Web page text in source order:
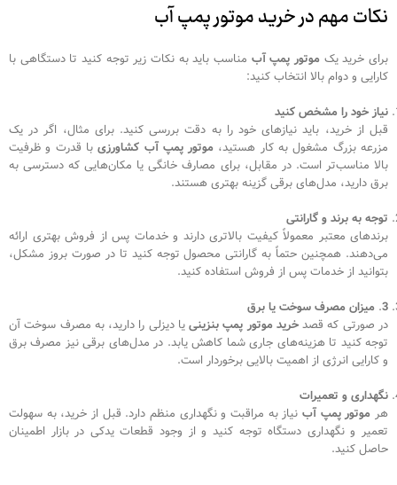
نکات مهم در خرید موتور پمپ آب
برای خرید یک موتور پمپ آب مناسب باید به نکات زیر توجه کنید تا دستگاهی با
کارایی و دوام بالا انتخاب کنید:
نیاز خود را مشخص کنید
قبل از خرید، باید نیازهای خود را به دقت بررسی کنید. برای مثال، اگر در یک
مزرعه بزرگ مشغول به کار هستید، موتور پمپ آب کشاورزیبا قدرت و ظرفیت
بالا مناسب‌تر است. در مقابل، برای مصارف خانگی یا مکان‌هایی که دسترسی به
برق دارید، مدل‌های برقی گزینه بهتری هستند.
توجه به برند و گارانتی
برندهای معتبر معمولاً کیفیت بالاتری دارند و خدمات پس از فروش بهتری ارائه
می‌دهند. همچنین حتماً به گارانتی محصول توجه کنید تا در صورت بروز مشکل،
بتوانید از خدمات پس از فروش استفاده کنید.
3
. میزان مصرف سوخت یا برق
در صورتی که قصدخرید موتور پمپ بنزینییا دیزلی را دارید، به مصرف سوخت آن
توجه کنید تا هزینه‌های جاری شما کاهش یابد. در مدل‌های برقی نیز مصرف برق
و کارایی انرژی از اهمیت بالایی برخوردار است.
نگهداری و تعمیرات
هر موتور پمپ آب نیاز به مراقبت و نگهداری منظم دارد. قبل از خرید، به سهولت
تعمیر و نگهداری دستگاه توجه کنید و از وجود قطعات یدکی در بازار اطمینان
حاصل کنید.